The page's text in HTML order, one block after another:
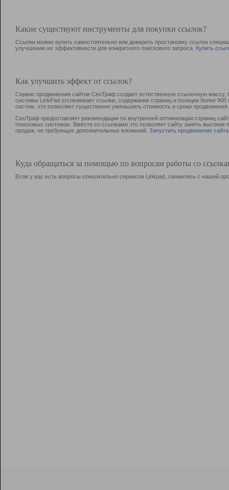
Какие существуют инструменты для покупки ссылок?
Ссылки можно купить самостоятельно или доверить простановку ссылок
улучшению их эффективности для конкретного поискового запроса. Купить
Как улучшить эффект от ссылок?
Сервис продвижения сайтов СеоТраф создает естественную ссылочную
системы LinkPad отслеживает ссылки, содержание страниц и позиции более
систем, что позволяет существенно уменьшить стоимость и сроки продвижения.
СеоТраф предоставляет рекомендации по внутренней оптимизации страниц
поисковых системах. Вместе со ссылками это позволяет сайту занять
продаж, не требующих дополнительных вложений. Запустить продвижение сайта
Куда обращаться за помощью по вопросам работы со
Если у вас есть вопросы относительно сервисов Linkpad, свяжитесь с нашей